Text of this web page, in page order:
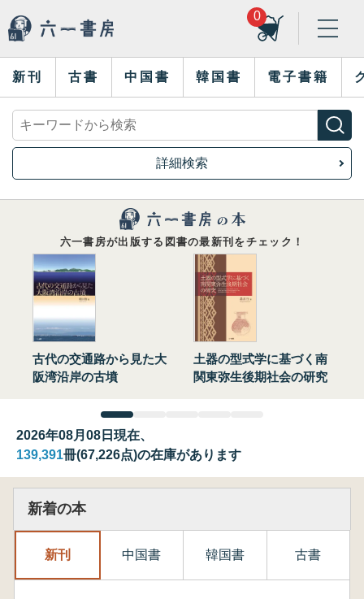
0
新刊 古書 中国書 韓国書 電子書籍
詳細検索
六一書房が出版する図書の最新刊をチェック！
古代の交通路から見た大
阪湾沿岸の古墳
土器の型式学に基づく南
関東弥生後期社会の研究
2026年08月08日現在、
139,391冊(67,226点)の在庫があります
新着の本
新刊 中国書 韓国書 古書